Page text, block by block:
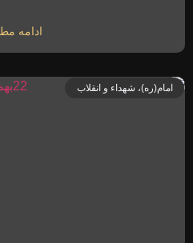
ادامه
امام(ره)، شهداء و انقلاب